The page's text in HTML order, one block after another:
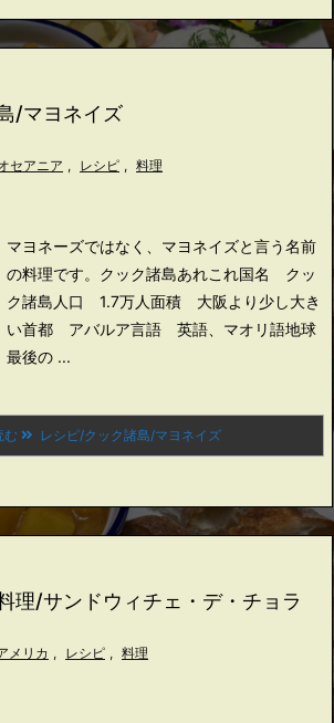
/マヨネイズ
セアニア , レシピ , 料理
マヨネーズではなく、マヨネイズと言う名前
の料理です。 クック諸島あれこれ国名 クッ
ク諸島 人口 1.7万人面積 大阪より少し大き
い首都 アバルア言語 英語、マオリ語地球
最後の ...
む レシピ/クック諸島/マヨネイズ
理/サンドウィチェ・デ・チョラ
メリカ , レシピ , 料理